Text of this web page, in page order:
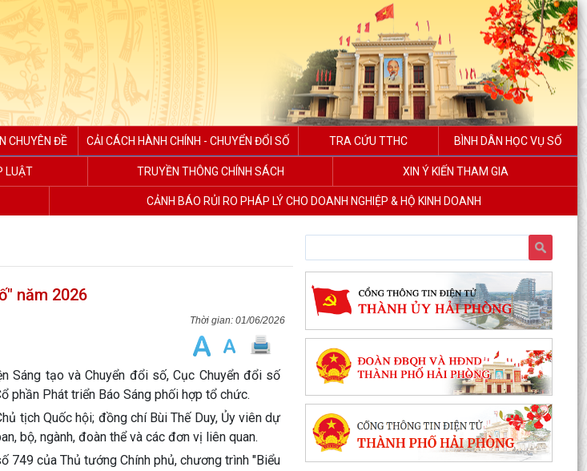
CHUYÊN ĐỀ CẢI CÁCH HÀNH CHÍNH - CHUYỂN ĐỔI SỐ TRA CỨU TTHC BÌNH DÂN HỌC VỤ SỐ
LUẬT TRUYỀN THÔNG CHÍNH SÁCH XIN Ý KIẾN THAM GIA
CẢNH BÁO RỦI RO PHÁP LÝ CHO DOANH NGHIỆP & HỘ KINH DOANH
năm 2026
01/06/2026
Sáng tạo và Chuyển đổi số, Cục Chuyển đổi số
phần Phát triển Báo Sáng phối hợp tổ chức.
tịch Quốc hội; đồng chí Bùi Thế Duy, Ủy viên dự
bộ, ngành, đoàn thể và các đơn vị liên quan.
749 của Thủ tướng Chính phủ, chương trình "Biểu